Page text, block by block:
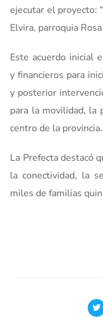
ejecutar el proyecto:
Elvira, parroquia
Este acuerdo inicial
y financieros para
y posterior
para la movilidad, la
centro de la provincia.
La Prefecta destacó
la conectividad, la
miles de familias